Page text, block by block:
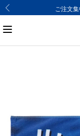
ご注文